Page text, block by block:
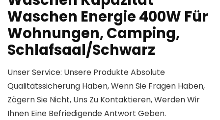
Waschen Energie 400W Für
Wohnungen, Camping,
Schlafsaal/Schwarz
Unser Service: Unsere Produkte Absolute
Qualitätssicherung Haben, Wenn Sie Fragen Haben,
Zögern Sie Nicht, Uns Zu Kontaktieren, Werden Wir
Ihnen Eine Befriedigende Antwort Geben.